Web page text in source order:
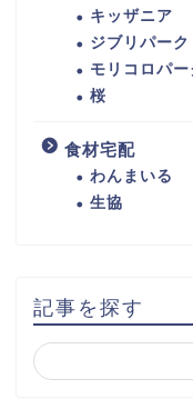
キッザニア
ジブリパーク
モリコロパー
桜
食材宅配
わんまいる
生協
記事を探す